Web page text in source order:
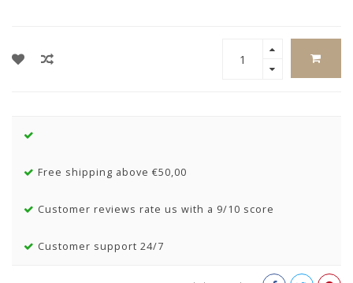
Free shipping above €50,00
Customer reviews rate us with a 9/10 score
Customer support 24/7